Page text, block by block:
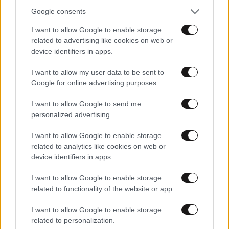
Google consents
I want to allow Google to enable storage
related to advertising like cookies on web or
device identifiers in apps.
I want to allow my user data to be sent to
Google for online advertising purposes.
I want to allow Google to send me
personalized advertising.
I want to allow Google to enable storage
related to analytics like cookies on web or
device identifiers in apps.
I want to allow Google to enable storage
related to functionality of the website or app.
I want to allow Google to enable storage
related to personalization.
Λέμε αυξήθηκαν τα τσακάλια και οι λύκοι αλλά δεν
σκυλιά και 500 λύκους και αντί να μιλάμε για τα
σκυλιά μιλάμε για τους λύκους» εξηγεί.